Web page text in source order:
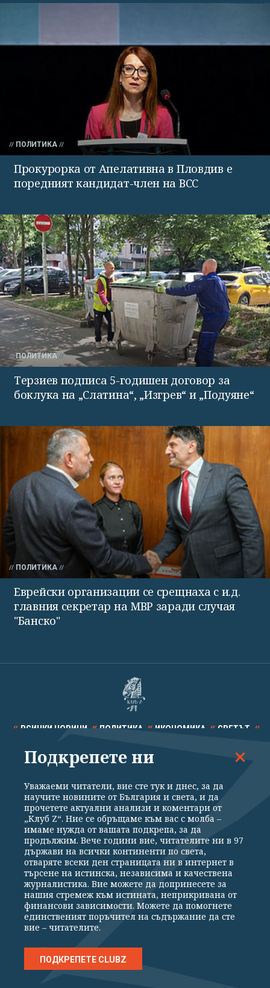
ПОЛИТИКА
Прокурорка от Апелативна в Пловдив е
поредният кандидат-член на ВСС
ПОЛИТИКА
Терзиев подписа 5-годишен договор за
боклука на „Слатина“, „Изгрев“ и „Подуяне“
ПОЛИТИКА
Еврейски организации се срещнаха с и.д.
главния секретар на МВР заради случая
"Банско"
ВСИЧКИ НОВИНИ ПОЛИТИКА ИКОНОМИКА СВЕТЪТ
СПОРТ КУЛТУРА ТЕХНОЛОГИИ КАЛЕЙДОСКОП
Общи условия
Политика за поверителност
Реклама
Партньори Контакти
За Клуб Z
Екип
Подкрепете ни
Издател на www.clubz.bg е „Клуб Зебра Медия“ ЕООД, София, ул. "Алеко
Константинов" 3. Всички права запазени 2026 „Клуб Зебра Медия“
Препечатването на материали, снимки и видео от www.clubz.bg без
разрешение ще бъде преследвано по съдебен път, съгласно
ОБЩИТЕ УСЛОВИЯ
Подкрепете ни
Уважаеми читатели, вие сте тук и днес, за да
научите новините от България и света, и да
прочетете актуални анализи и коментари от
„Клуб Z“. Ние се обръщаме към вас с молба –
имаме нужда от вашата подкрепа, за да
продължим. Вече години вие, читателите ни в 97
държави на всички континенти по света,
отваряте всеки ден страницата ни в интернет в
търсене на истинска, независима и качествена
журналистика. Вие можете да допринесете за
нашия стремеж към истината, неприкривана от
финансови зависимости. Можете да помогнете
единственият поръчител на съдържание да сте
вие – читателите.
ПОДКРЕПЕТЕ CLUBZ